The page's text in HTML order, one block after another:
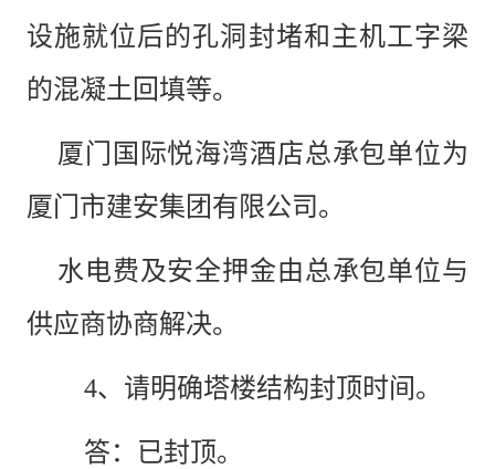
设施就位后的孔洞封堵和主机工字梁
的混凝土回填等。
厦门国际悦海湾酒店总承包单位为
厦门市建安集团有限公司。
水电费及安全押金由总承包单位与
供应商协商解决。
4、请明确塔楼结构封顶时间。
答：已封顶。